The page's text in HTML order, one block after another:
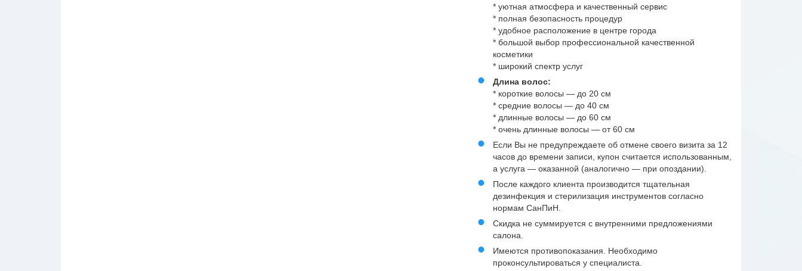
* уютная атмосфера и качественный сервис
* полная безопасность процедур
* удобное расположение в центре города
* большой выбор профессиональной качественной
косметики
* широкий спектр услуг
Длина волос:
* короткие волосы — до 20 см
* средние волосы — до 40 см
* длинные волосы — до 60 см
* очень длинные волосы — от 60 см
Если Вы не предупреждаете об отмене своего визита за 12
часов до времени записи, купон считается использованным,
а услуга — оказанной (аналогично — при опоздании).
После каждого клиента производится тщательная
дезинфекция и стерилизация инструментов согласно
нормам СанПиН.
Скидка не суммируется с внутренними предложениями
салона.
Имеются противопоказания. Необходимо
проконсультироваться у специалиста.